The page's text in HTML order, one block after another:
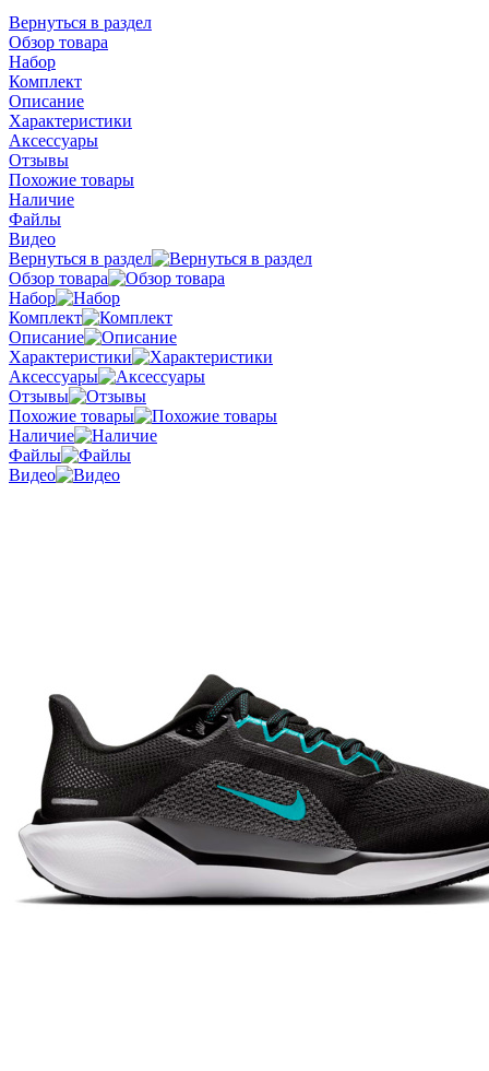
Вернуться в раздел
Обзор товара
Набор
Комплект
Описание
Характеристики
Аксессуары
Отзывы
Похожие товары
Наличие
Файлы
Видео
Вернуться в раздел
Обзор товара
Набор
Комплект
Описание
Характеристики
Аксессуары
Отзывы
Похожие товары
Наличие
Файлы
Видео